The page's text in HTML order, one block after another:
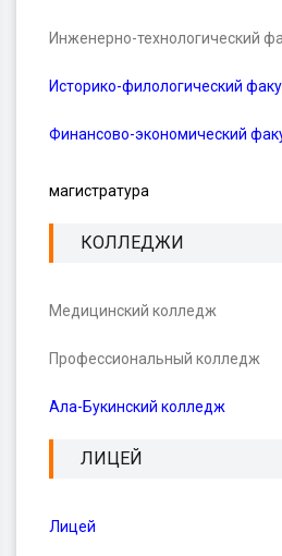
Инженерно-технологический
Историко-филологический
Финансово-экономический
магистратура
КОЛЛЕДЖИ
Медицинский колледж
Профессиональный колледж
Ала-Букинский колледж
ЛИЦЕЙ
Лицей